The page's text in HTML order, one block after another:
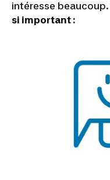
intéresse beaucoup.
si important :